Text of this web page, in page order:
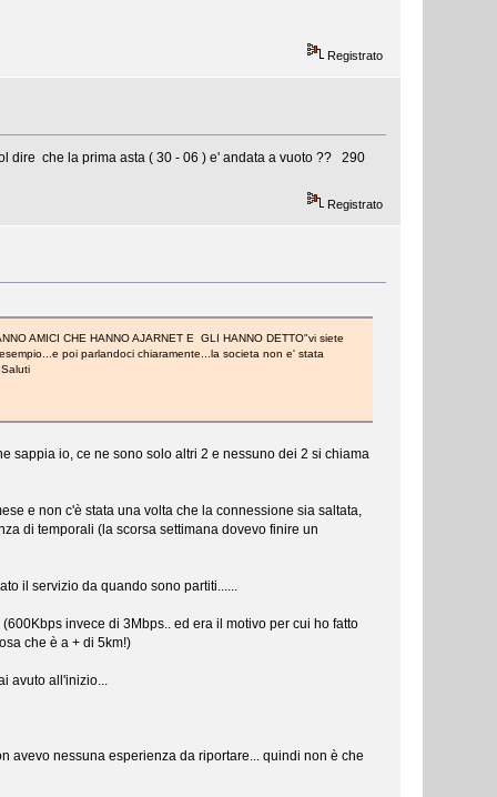
Registrato
che la prima asta ( 30 - 06 ) e' andata a vuoto ?? 290
Registrato
AMICI CHE HANNO AJARNET E GLI HANNO DETTO"vi siete
poi parlandoci chiaramente...la societa non e' stata
sappia io, ce ne sono solo altri 2 e nessuno dei 2 si chiama
e non c'è stata una volta che la connessione sia saltata,
di temporali (la scorsa settimana dovevo finire un
il servizio da quando sono partiti......
invece di 3Mbps.. ed era il motivo per cui ho fatto
che è a + di 5km!)
avuto all'inizio...
avevo nessuna esperienza da riportare... quindi non è che